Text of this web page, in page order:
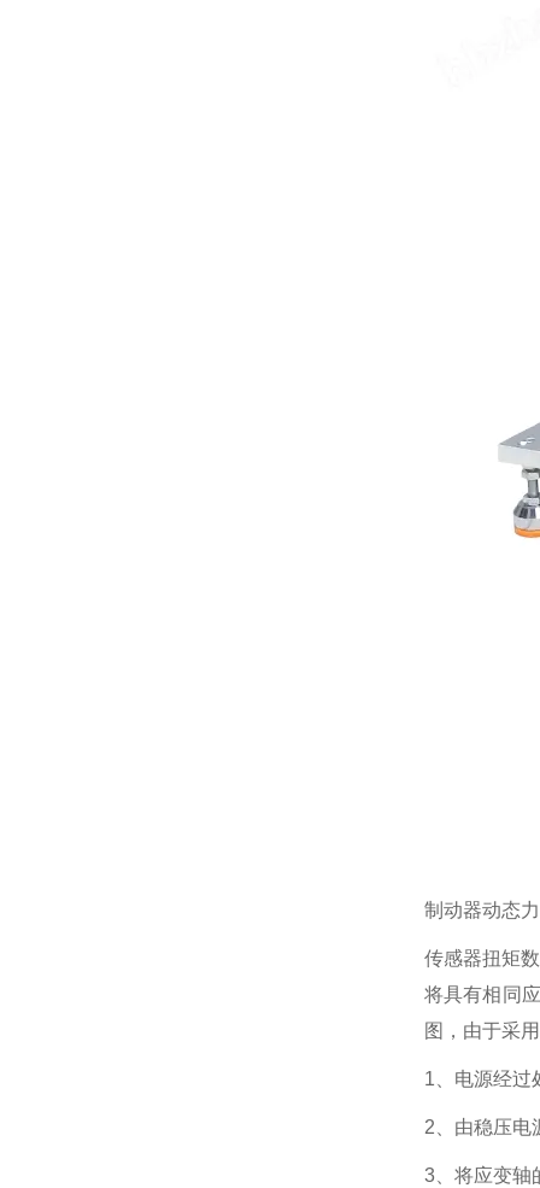
制动器动态
传感器扭矩
将具有相同
图，由于采
1、电源经过
2、由稳压电
3、将应变轴